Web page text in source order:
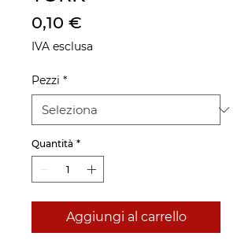
0,10 €
IVA esclusa
Pezzi *
Quantità *
Aggiungi al carrello